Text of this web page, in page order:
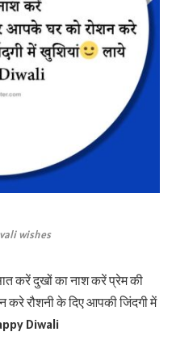
wishes
करें दुखों का नाश करें प्रेम की
रौशनी के दिए आपकी जिंदगी में
Diwali